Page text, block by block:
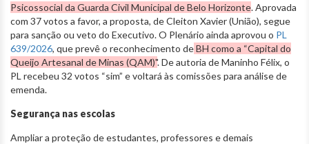
Psicossocial da Guarda Civil Municipal de Belo Horizonte. Aprovada
com 37 votos a favor, a proposta, de Cleiton Xavier (União), segue
para sanção ou veto do Executivo. O Plenário ainda aprovou o PL
639/2026, que prevê o reconhecimento deBH como a “Capital do
Queijo Artesanal de Minas (QAM)". De autoria de Maninho Félix, o
PL recebeu 32 votos “sim” e voltará às comissões para análise de
emenda.
Segurança nas escolas
Ampliar a proteção de estudantes, professores e demais